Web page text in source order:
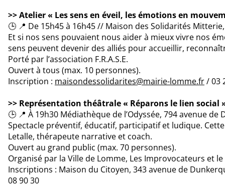
>> Atelier « Les sens en éveil, les émotions en
🕒 📍 De 15h45 à 16h45 // Maison des Solidarités
Et si nos sens pouvaient nous aider à mieux vivre nos
sens peuvent devenir des alliés pour accueillir,
Porté par l’association F.R.A.S.E.
Ouvert à tous (max. 10 personnes).
Inscription : maisondessolidarites@mairie-lomme.fr/ 03
>> Représentation théâtrale « Réparons le lien social
🕒 📍 À 19h30 Médiathèque de l’Odyssée, 794 avenue
Spectacle préventif, éducatif, participatif et ludique.
Letalle, thérapeute narrative et coach.
Ouvert au grand public (max. 70 personnes).
Organisé par la Ville de Lomme, Les Improvocateurs et
Inscriptions : Maison du Citoyen, 343 avenue de
08 90 30